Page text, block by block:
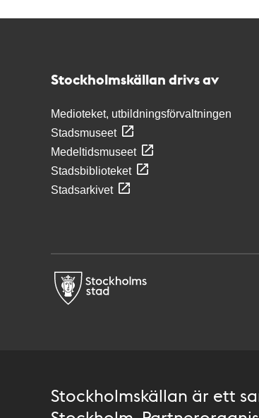
Stockholmskällan drivs av
Medioteket, utbildningsförvaltningen
Stadsmuseet
Medeltidsmuseet
Stadsbiblioteket
Stadsarkivet
Stockholmskällan är ett